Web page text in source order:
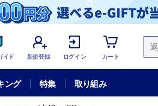
イド 新規登録 ログイン カート
ング 特集 取り組み